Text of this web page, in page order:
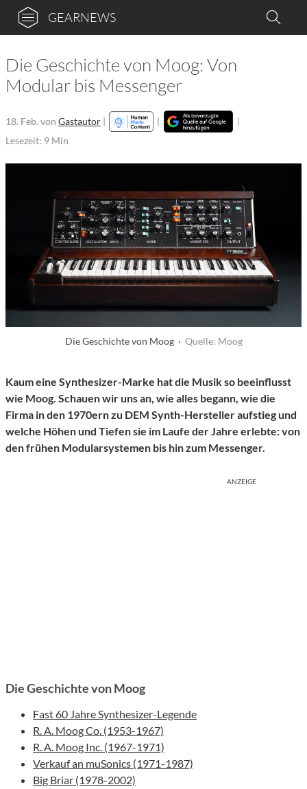
GEARNEWS
Die Geschichte von Moog: Von
Modular bis Messenger
18. Feb. von Gastautor | |
|
Lesezeit: 9 Min
Die Geschichte von Moog · Quelle: Moog
Kaum eine Synthesizer-Marke hat die Musik so beeinflusst
wie Moog. Schauen wir uns an, wie alles begann, wie die
Firma in den 1970ern zu DEM Synth-Hersteller aufstieg und
welche Höhen und Tiefen sie im Laufe der Jahre erlebte: von
den frühen Modularsystemen bis hin zum Messenger.
ANZEIGE
Die Geschichte von Moog
Fast 60 Jahre Synthesizer-Legende
R. A. Moog Co. (1953-1967)
R. A. Moog Inc. (1967-1971)
Verkauf an muSonics (1971-1987)
Big Briar (1978-2002)